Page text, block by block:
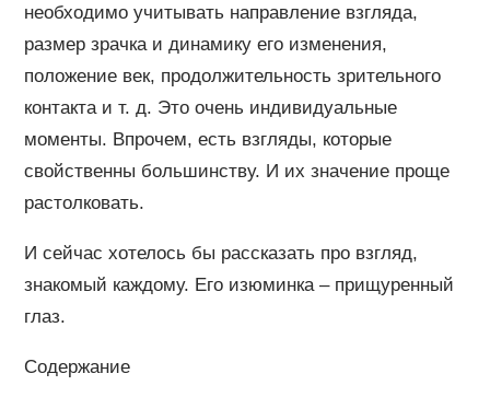
необходимо учитывать направление взгляда,
размер зрачка и динамику его изменения,
положение век, продолжительность зрительного
контакта и т. д. Это очень индивидуальные
моменты. Впрочем, есть взгляды, которые
свойственны большинству. И их значение проще
растолковать.
И сейчас хотелось бы рассказать про взгляд,
знакомый каждому. Его изюминка – прищуренный
глаз.
Содержание